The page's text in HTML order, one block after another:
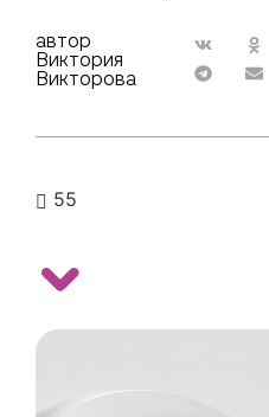
автор
Виктория
Викторова
55